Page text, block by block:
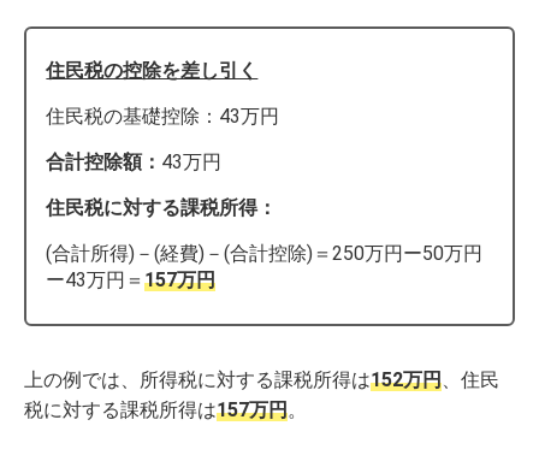
住民税の控除を差し引く
住民税の基礎控除：43万円
合計控除額： 43万円
住民税に対する課税所得：
(合計所得)－(経費)－(合計控除)＝250万円ー50万円
ー43万円＝157万円
上の例では、所得税に対する課税所得は152万円 、住民
税に対する課税所得は157万円。